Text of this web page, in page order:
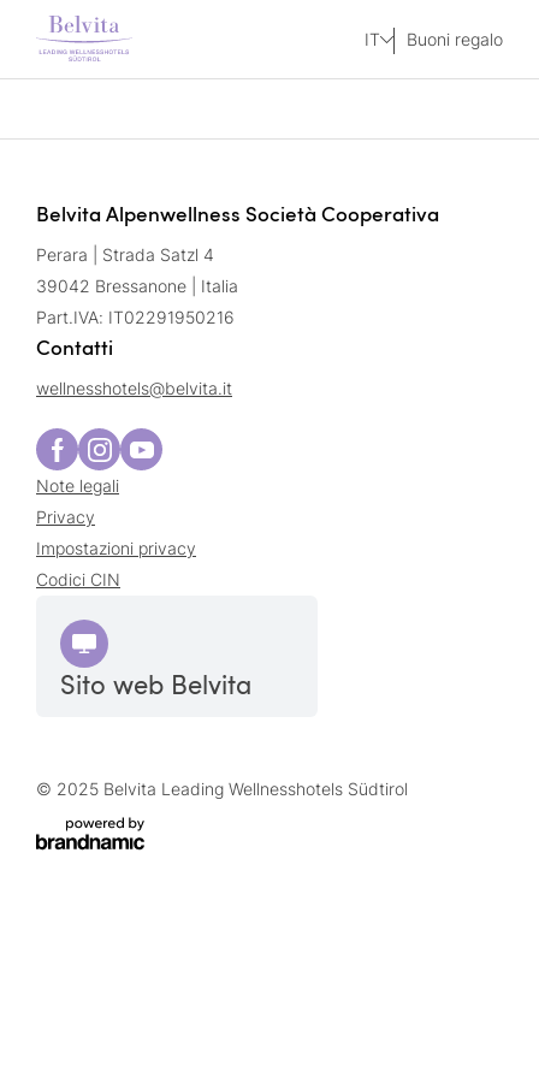
IT Buoni regalo
Belvita Alpenwellness Società Cooperativa
Perara | Strada Satzl 4
39042 Bressanone | Italia
Part.IVA: IT02291950216
Contatti
wellnesshotels@belvita.it
Note legali
Privacy
Impostazioni privacy
Codici CIN
Sito web Belvita
© 2025 Belvita Leading Wellnesshotels Südtirol